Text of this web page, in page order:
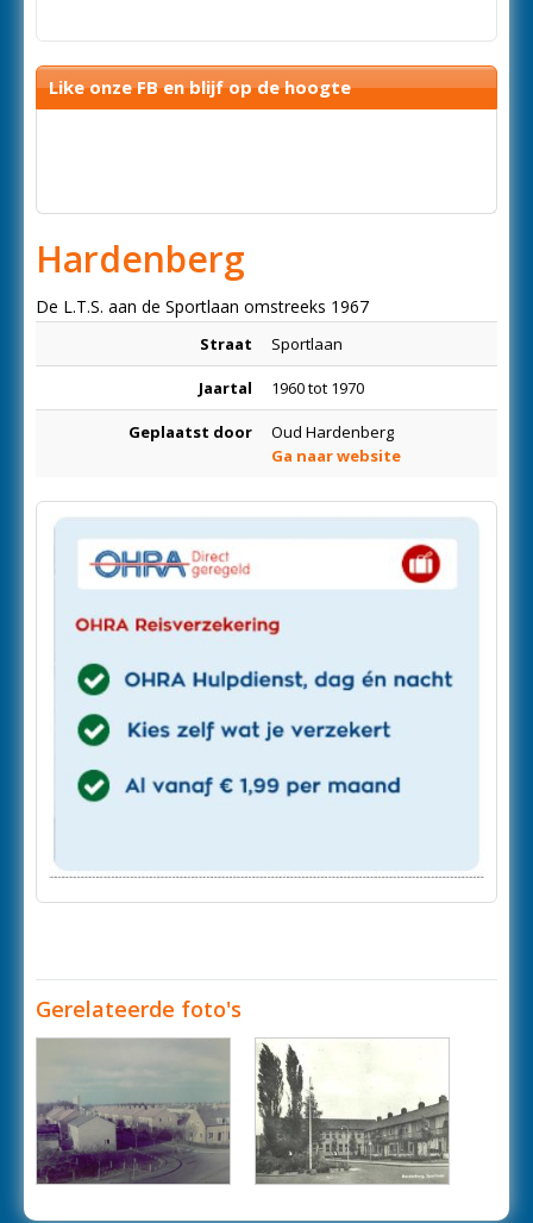
Like onze FB en blijf op de hoogte
Hardenberg
De L.T.S. aan de Sportlaan omstreeks 1967
Straat Sportlaan
Jaartal 1960 tot 1970
Geplaatst door
Oud Hardenberg
Ga naar website
Gerelateerde foto's